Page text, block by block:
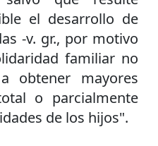
el desarrollo de
-v. gr., por motivo
familiar no
obtener mayores
o parcialmente
de los hijos".